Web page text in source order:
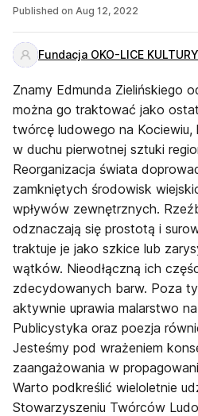
Published on Aug 12, 2022
Fundacja OKO-LICE KULTURY
Znamy Edmunda Zielińskiego
można go traktować jako
twórcę ludowego na
w duchu pierwotnej sztuki
Reorganizacja świata
zamkniętych środowisk
wpływów zewnętrznych.
odznaczają się prostotą i
traktuje je jako szkice lub
wątków. Nieodłączną ich
zdecydowanych barw. Poza
aktywnie uprawia malarstwo
Publicystyka oraz poezja
Jesteśmy pod wrażeniem
zaangażowania w
Warto podkreślić wieloletnie
Stowarzyszeniu Twórców